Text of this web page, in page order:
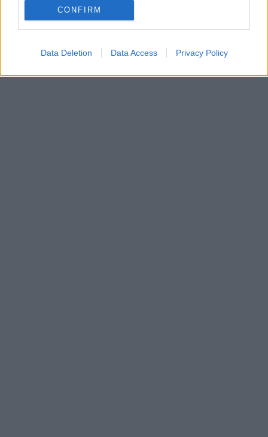
CONFIRM
Data Deletion Data Access Privacy Policy
Javultak továbbá az emelt szintű nyelvi érettségik átlageredményei
is. Idén angolból 82,72 százalékot értek el az emelt szinten
vizsgázók, ami közel 6 százalékos javulás a 2023-as eredményekhez
az elmúlt öt év legmagasabb átlageredménye.